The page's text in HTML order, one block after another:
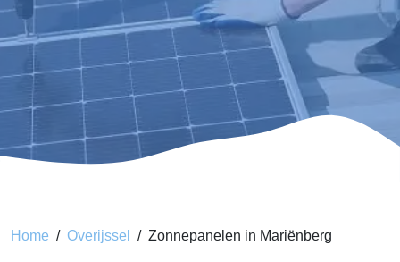
Home Overijssel Zonnepanelen in Mariënberg